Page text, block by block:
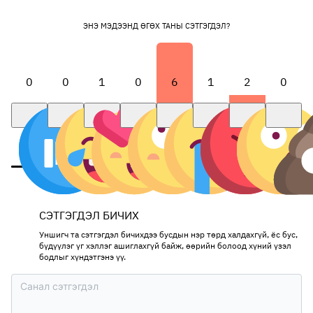
ЭНЭ МЭДЭЭНД ӨГӨХ ТАНЫ СЭТГЭГДЭЛ?
0 0 1 0 6 1 2 0
СЭТГЭГДЭЛ БИЧИХ
Уншигч та сэтгэгдэл бичихдээ бусдын нэр төрд халдахгүй, ёс бус,
бүдүүлэг үг хэллэг ашиглахгүй байж, өөрийн болоод хүний үзэл
бодлыг хүндэтгэнэ үү.